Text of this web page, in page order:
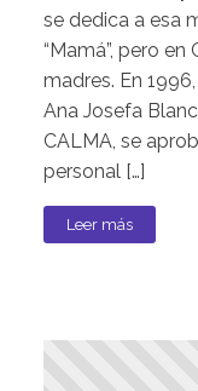
se dedica a esa
“Mamá”, pero
madres. En
Ana Josefa
CALMA, se
personal […]
Leer más